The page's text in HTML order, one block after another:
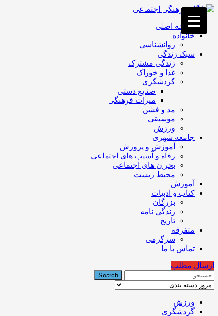
فصد
خون
غرب
تهران
خشکشویی
تصفیه
تهران
صفحه اصلی
خانواده
روانشناسی
سبک زندگی
زندگی مشترک
غذا و خوراک
گردشگری
صنایع دستی
میراث فرهنگی
مد و فشن
موسیقی
ورزش
جامعه شهری
آموزش و پرورش
رفاه و آسیب های اجتماعی
بحران های اجتماعی
محیط زیست
آموزش
کتاب و ادبیات
بزرگان
زندگی نامه
تاریخ
متفرقه
سرگرمی
تماس با ما
ارسال مطلب
ورزش
گردشگری